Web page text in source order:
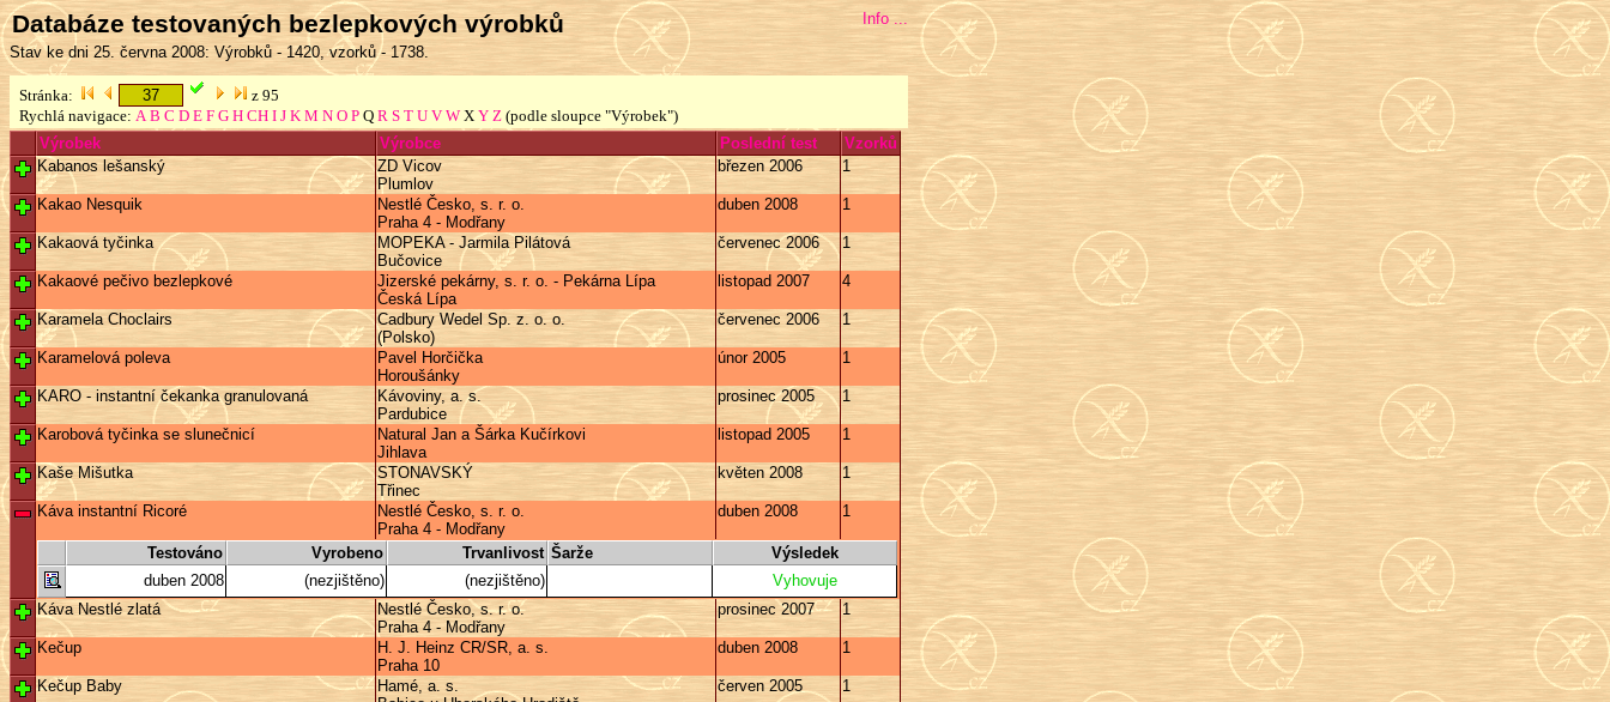
Info ...
Databáze testovaných bezlepkových výrobků
Stav ke dni 25. června 2008: Výrobků - 1420, vzorků - 1738.
Stránka:
z 95
Rychlá navigace: A B C D E F G H CH I J K M N O P Q R S T U V W X Y Z (podle sloupce "Výrobek")
Výrobek
Výrobce Poslední test
Vzorků
Kabanos lešanský
ZD Vicov
Plumlov
březen 2006 1
Kakao Nesquik
Nestlé Česko, s. r. o.
Praha 4 - Modřany
duben 2008 1
Kakaová tyčinka
MOPEKA - Jarmila Pilátová
Bučovice
červenec 2006 1
Kakaové pečivo bezlepkové
Jizerské pekárny, s. r. o. - Pekárna Lípa
Česká Lípa
listopad 2007 4
Karamela Choclairs
Cadbury Wedel Sp. z. o. o.
(Polsko)
červenec 2006 1
Karamelová poleva
Pavel Horčička
Horoušánky
únor 2005 1
KARO - instantní čekanka granulovaná
Kávoviny, a. s.
Pardubice
prosinec 2005 1
Karobová tyčinka se slunečnicí
Natural Jan a Šárka Kučírkovi
Jihlava
listopad 2005 1
Kaše Mišutka
STONAVSKÝ
Třinec
květen 2008 1
Káva instantní Ricoré
Nestlé Česko, s. r. o.
Praha 4 - Modřany
duben 2008 1
Testováno Vyrobeno Trvanlivost Šarže
Výsledek
duben 2008
(nezjištěno) (nezjištěno)
Vyhovuje
Káva Nestlé zlatá
Nestlé Česko, s. r. o.
Praha 4 - Modřany
prosinec 2007 1
Kečup
H. J. Heinz CR/SR, a. s.
Praha 10
duben 2008 1
Kečup Baby
Hamé, a. s.
červen 2005 1